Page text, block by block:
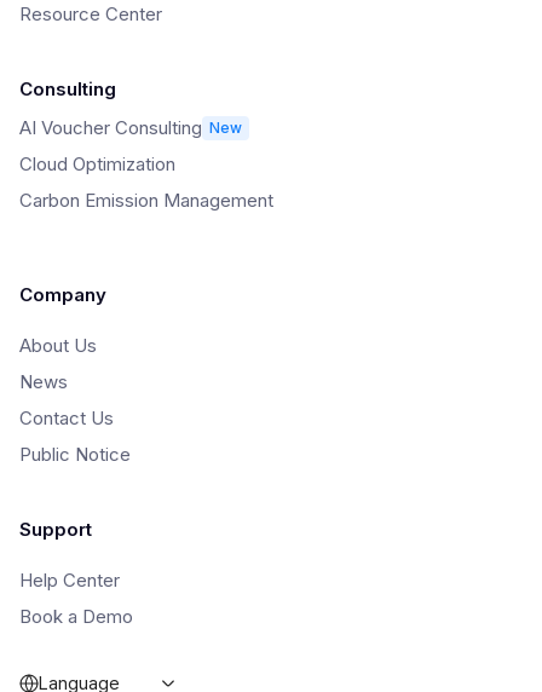
Resource Center
Consulting
AI Voucher Consulting New
Cloud Optimization
Carbon Emission Management
Company
About Us
News
Contact Us
Public Notice
Support
Help Center
Book a Demo
Language